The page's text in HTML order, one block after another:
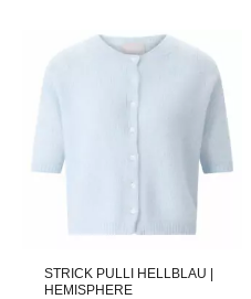
STRICK PULLI HELLBLAU |
HEMISPHERE